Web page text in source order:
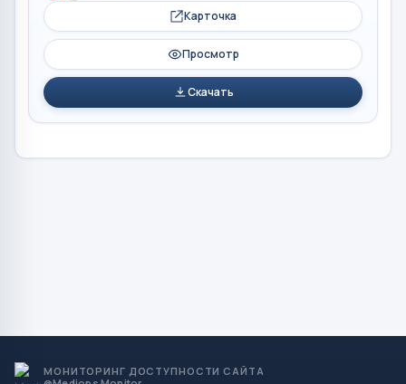
Карточка
Просмотр
Скачать
МОНИТОРИНГ ДОСТУПНОСТИ САЙТА